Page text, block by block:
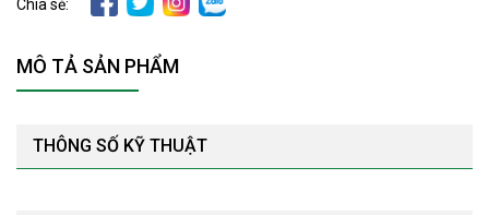
Chia sẻ:
MÔ TẢ SẢN PHẨM
THÔNG SỐ KỸ THUẬT